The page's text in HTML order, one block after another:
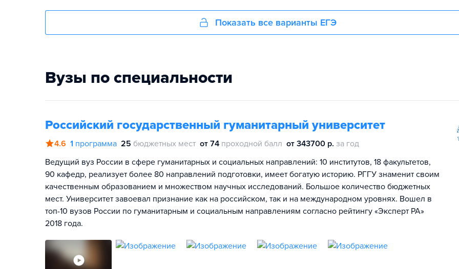
Показать все варианты ЕГЭ
Вузы по специальности
Российский государственный гуманитарный университет
4.6 1 программа 25 бюджетных мест от 74 проходной балл от 343700 р. за год
Ведущий вуз России в сфере гуманитарных и социальных направлений: 10 институтов, 18 факультетов,
90 кафедр, реализует более 80 направлений подготовки, имеет богатую историю. РГГУ знаменит своим
качественным образованием и множеством научных исследований. Большое количество бюджетных
мест. Университет завоевал признание как на российском, так и на международном уровнях. Вошел в
топ-10 вузов России по гуманитарным и социальным направлениям согласно рейтингу «Эксперт РА»
2018 года.